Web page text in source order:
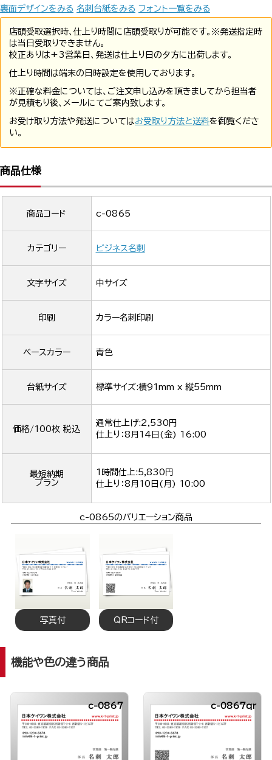
裏面デザインをみる 名刺台紙をみる フォント一覧をみる
店頭受取選択時、仕上り時間に店頭受取りが可能です。※発送指定時
は当日受取りできません。
校正ありは+3営業日、発送は仕上り日の夕方に出荷します。
仕上り時間は端末の日時設定を使用しております。
※正確な料金については、ご注文申し込みを頂きましてから担当者
が見積もり後、メールにてご案内致します。
お受け取り方法や発送についてはお受取り方法と送料を御覧くださ
い。
商品仕様
商品コード c-0865
カテゴリー ビジネス名刺
文字サイズ 中サイズ
印刷 カラー名刺印刷
ベースカラー 青色
台紙サイズ 標準サイズ:横91mm x 縦55mm
価格/100枚 税込
通常仕上げ:2,530円
仕上り：8月14日(金) 16:00
最短納期
プラン
1時間仕上:5,830円
仕上り：8月10日(月) 10:00
c-0865のバリエーション商品
写真付 QRコード付
機能や色の違う商品
c-0867 c-0867qr